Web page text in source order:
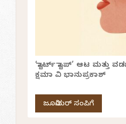
‘ಸ್ಟಾರ್ಟ್ ಸ್ಟಾಪ್’ ಆಟ ಮತ್ತು
ಕ್ಷಮಾ ವಿ ಭಾನುಪ್ರಕಾಶ್
ಜೂನಿಯರ್ ಸಂಪಿಗೆ